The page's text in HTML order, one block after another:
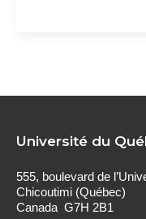
Université du
555, boulevard de
Chicoutimi (Québec)
Canada G7H 2B1